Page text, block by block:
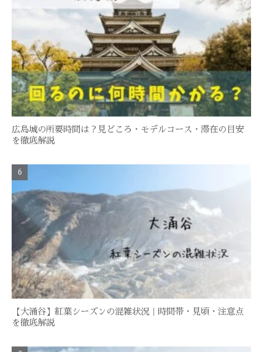
広島城の所要時間は？見どころ・モデルコース・滞在の目安
を徹底解説
【大涌谷】紅葉シーズンの混雑状況｜時間帯・見頃・注意点
を徹底解説